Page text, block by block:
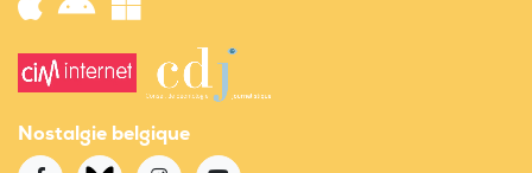
Nostalgie belgique